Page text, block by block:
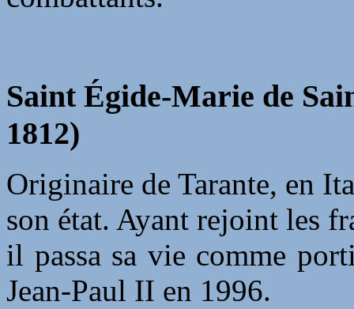
Saint Égide-Marie de
1812)
Originaire de Tarante, en
son état. Ayant rejoint les
il passa sa vie comme
Jean-Paul II en 1996.